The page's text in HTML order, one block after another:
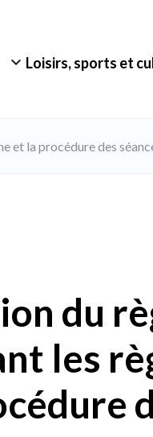
Loisirs, sports et
et la procédure des
du
les